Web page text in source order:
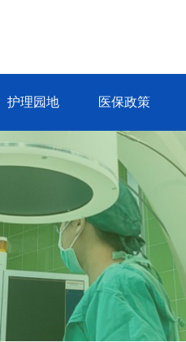
护理园地 医保政策